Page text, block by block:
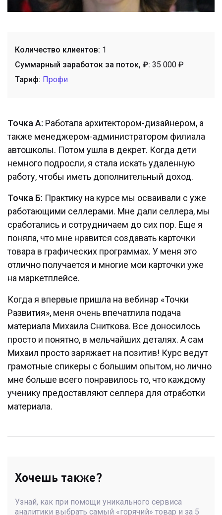
Количество клиентов: 1
Суммарный заработок за поток, ₽: 35 000 ₽
Тариф: Профи
Точка А: Работала архитектором-дизайнером, а
также менеджером-администратором филиала
автошколы. Потом ушла в декрет. Когда дети
немного подросли, я стала искать удаленную
работу, чтобы иметь дополнительный доход.
Точка Б: Практику на курсе мы осваивали с уже
работающими селлерами. Мне дали селлера, мы
сработались и сотрудничаем до сих пор. Еще я
поняла, что мне нравится создавать карточки
товара в графических программах. У меня это
отлично получается и многие мои карточки уже
на маркетплейсе.
Когда я впервые пришла на вебинар «Точки
Развития», меня очень впечатлила подача
материала Михаила Сниткова. Все доносилось
просто и понятно, в мельчайших деталях. А сам
Михаил просто заряжает на позитив! Курс ведут
грамотные спикеры с большим опытом, но лично
мне больше всего понравилось то, что каждому
ученику предоставляют селлера для отработки
материала.
Хочешь также?
Узнай, как при помощи уникального сервиса
аналитики выбрать самый «горячий» товар и за 5